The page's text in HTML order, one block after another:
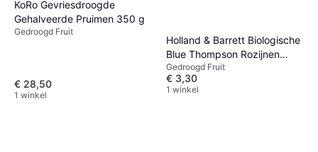
KoRo Gevriesdroogde
Gehalveerde Pruimen 350 g
Gedroogd Fruit
€ 28,50
1 winkel
Holland & Barrett Biologische
Blue Thompson Rozijnen
250g
Gedroogd Fruit
€ 3,30
1 winkel